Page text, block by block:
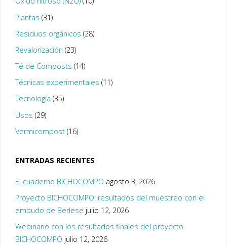
Plantas (31)
Residuos orgánicos (28)
Revalorización (23)
Té de Composts (14)
Técnicas experimentales (11)
Tecnología (35)
Usos (29)
Vermicompost(16)
ENTRADAS RECIENTES
El cuaderno BICHOCOMPO agosto 3, 2026
Proyecto BICHOCOMPO: resultados del muestreo con el
embudo de Berlese julio 12, 2026
Webinario con los resultados finales del proyecto
BICHOCOMPO julio 12, 2026